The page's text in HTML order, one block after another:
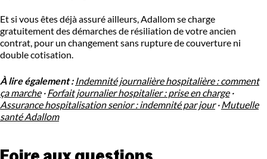
Et si vous êtes déjà assuré ailleurs, Adallom se charge
gratuitement des démarches de résiliation de votre ancien
contrat, pour un changement sans rupture de couverture ni
double cotisation.
À lire également : Indemnité journalière hospitalière : comment
ça marche·Forfait journalier hospitalier : prise en charge·
Assurance hospitalisation senior : indemnité par jour·Mutuelle
santé Adallom